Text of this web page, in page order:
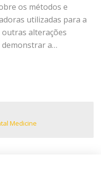
os métodos e
utilizadas para a
outras alterações
a
Medicine